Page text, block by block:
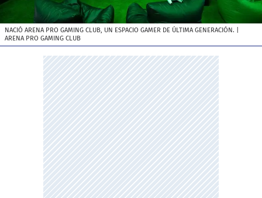
NACIÓ ARENA PRO GAMING CLUB, UN ESPACIO GAMER DE ÚLTIMA GENERACIÓN.
ARENA PRO GAMING CLUB